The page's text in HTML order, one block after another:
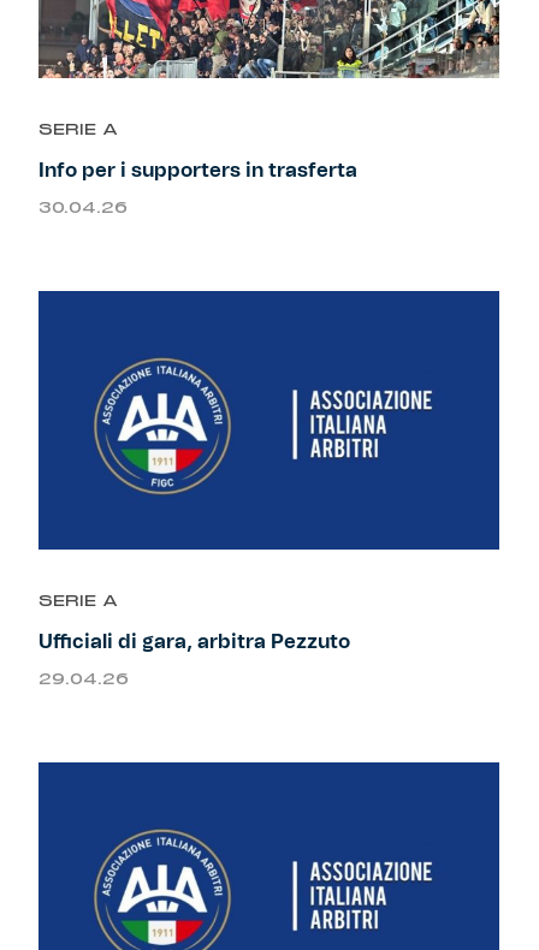
SERIE A
Info per i supporters in trasferta
30.04.26
SERIE A
Ufficiali di gara, arbitra Pezzuto
29.04.26